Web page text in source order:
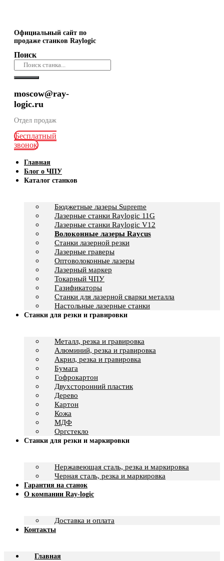
Официальный сайт по
продаже станков Raylogic
Поиск
moscow@ray-
logic.ru
Отдел продаж
Бесплатный
звонок
Главная
Блог о ЧПУ
Каталог станков
Бюджетные лазеры Supreme
Лазерные станки Raylogic 11G
Лазерные станки Raylogic V12
Волоконные лазеры Raycus
Станки лазерной резки
Лазерные граверы
Оптоволоконные лазеры
Лазерный маркер
Токарный ЧПУ
Газификаторы
Cтанки для лазерной сварки металла
Настольные лазерные станки
Станки для резки и гравировки
Металл, резка и гравировка
Алюминий, резка и гравировка
Акрил, резка и гравировка
Бумага
Гофрокартон
Двухсторонний пластик
Дерево
Картон
Кожа
МДФ
Оргстекло
Станки для резки и маркировки
Нержавеющая сталь, резка и маркировка
Черная сталь, резка и маркировка
Гарантия на станок
О компании Ray-logic
Доставка и оплата
Контакты
Главная